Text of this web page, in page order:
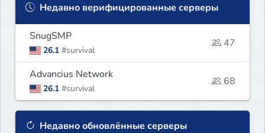
Недавно верифицированные серверы
SnugSMP
26.1 #survival
47
Advancius Network
26.1 #survival
68
Недавно обновлённые серверы